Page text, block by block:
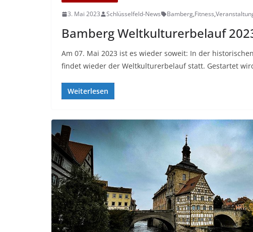
3. Mai 2023 Schlüsselfeld-News Bamberg,Fitness,
Bamberg Weltkulturerbelauf
Am 07. Mai 2023 ist es wieder soweit: In der
findet wieder der Weltkulturerbelauf statt. Gestartet
Weiterlesen